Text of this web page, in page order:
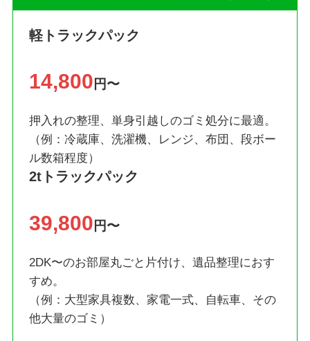
軽トラックパック
14,800 円〜
押入れの整理、単身引越しのゴミ処分に最適。
（例：冷蔵庫、洗濯機、レンジ、布団、段ボー
ル数箱程度）
2tトラックパック
39,800 円〜
2DK〜のお部屋丸ごと片付け、遺品整理におす
すめ。
（例：大型家具複数、家電一式、自転車、その
他大量のゴミ）